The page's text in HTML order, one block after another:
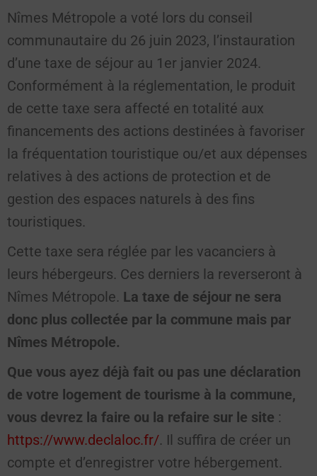
Nîmes Métropole a voté lors du conseil
communautaire du 26 juin 2023, l’instauration
d’une taxe de séjour au 1er janvier 2024.
Conformément à la réglementation, le produit
de cette taxe sera affecté en totalité aux
financements des actions destinées à favoriser
la fréquentation touristique ou/et aux dépenses
relatives à des actions de protection et de
gestion des espaces naturels à des fins
touristiques.
Cette taxe sera réglée par les vacanciers à
leurs hébergeurs. Ces derniers la reverseront à
Nîmes Métropole. La taxe de séjour ne sera
donc plus collectée par la commune mais par
Nîmes Métropole.
Que vous ayez déjà fait ou pas une déclaration
de votre logement de tourisme à la commune,
vous devrez la faire ou la refaire sur le site :
https://www.declaloc.fr/. Il suffira de créer un
compte et d’enregistrer votre hébergement.